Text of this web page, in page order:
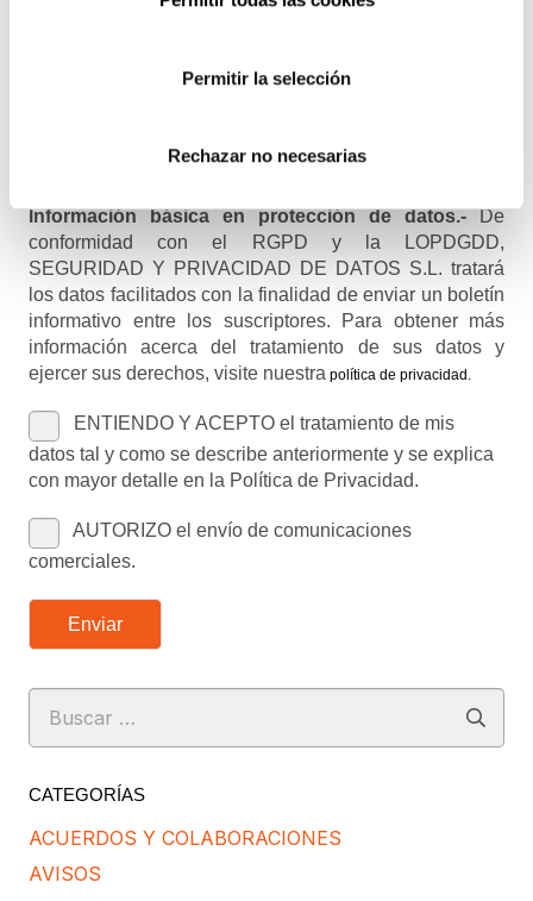
Permitir la selección
Rechazar no necesarias
Información básica en protección de datos.-De
conformidad con el RGPD y la LOPDGDD,
SEGURIDAD Y PRIVACIDAD DE DATOS S.L. tratará
los datos facilitados con la finalidad de enviar un boletín
informativo entre los suscriptores. Para obtener más
información acerca del tratamiento de sus datos y
ejercer sus derechos, visite nuestra política de privacidad
ENTIENDO Y ACEPTO el tratamiento de mis
datos tal y como se describe anteriormente y se explica
con mayor detalle en la Política de Privacidad.
AUTORIZO el envío de comunicaciones
comerciales.
Enviar
Buscar:
CATEGORÍAS
ACUERDOS Y COLABORACIONES
AVISOS